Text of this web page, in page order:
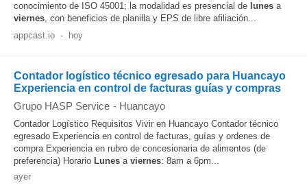
conocimiento de ISO 45001; la modalidad es presencial de lunes a
viernes, con beneficios de planilla y EPS de libre afiliación...
appcast.io - hoy
Contador logístico técnico egresado para Huancayo
Experiencia en control de facturas guías y compras
Grupo HASP Service - Huancayo
Contador Logístico Requisitos Vivir en Huancayo Contador técnico
egresado Experiencia en control de facturas, guías y ordenes de
compra Experiencia en rubro de concesionaria de alimentos (de
preferencia) Horario Lunes a viernes: 8am a 6pm...
ayer